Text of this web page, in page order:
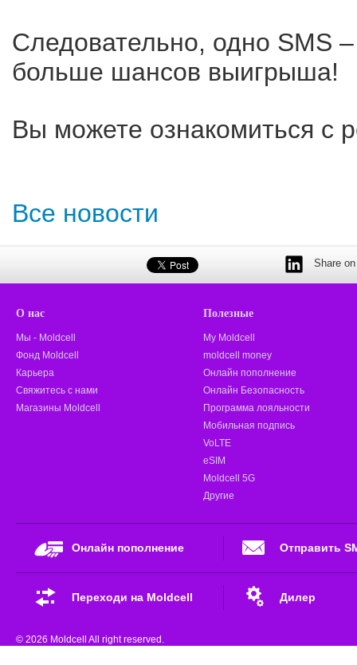
Следовательно, одно SMS
больше шансов выигрыша!
Вы можете ознакомиться с
Все новости
Share
О нас
Мы - Moldcell
Фонд Moldcell
Карьера
Свяжитесь с нами
Магазины Moldcell
Полезные
My Moldcell
moldcell money
Онлайн пополнение
Онлайн Безопасность
Программа лояльности
Мобильная подпись
VoLTE
eSIM
Moldcell 5G
Другие
Онлайн пополнение Отправить
Переходи на Moldcell Дилер
© 2026 Moldcell All right reserved.